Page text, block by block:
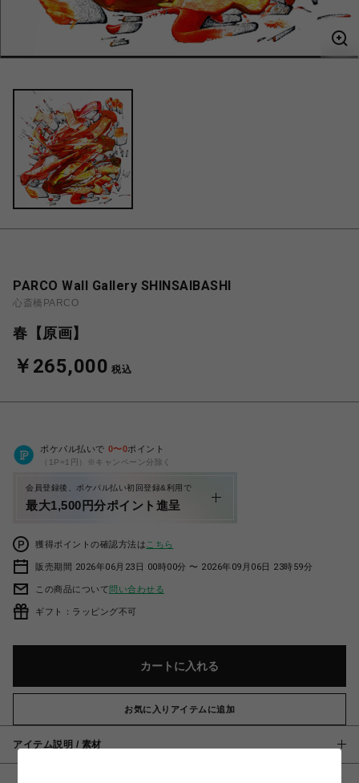
PARCO Wall Gallery SHINSAIBASHI
心斎橋PARCO
春【原画】
￥265,000 税込
ポケパル払いで 0〜0ポイント
（1P=1円）※キャンペーン分除く
会員登録後、ポケパル払い初回登録&利用で
最大1,500円分ポイント進呈
獲得ポイントの確認方法は こちら
販売期間 2026年06月23日 00時00分 〜 2026年09月06日 23時59分
この商品について問い合わせる
ギフト：ラッピング不可
カートに入れる
お気に入りアイテムに追加
アイテム説明 / 素材